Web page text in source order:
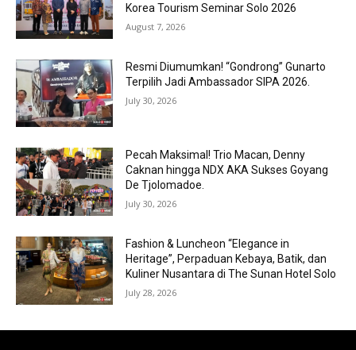
Korea Tourism Seminar Solo 2026
August 7, 2026
Resmi Diumumkan! “Gondrong” Gunarto
Terpilih Jadi Ambassador SIPA 2026.
July 30, 2026
Pecah Maksimal! Trio Macan, Denny
Caknan hingga NDX AKA Sukses Goyang
De Tjolomadoe.
July 30, 2026
Fashion & Luncheon “Elegance in
Heritage”, Perpaduan Kebaya, Batik, dan
Kuliner Nusantara di The Sunan Hotel Solo
July 28, 2026